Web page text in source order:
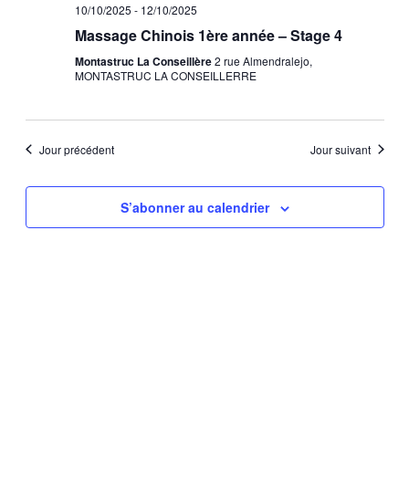
de
10/10/2025 - 12/10/2025
Massage Chinois 1ère année – Stage 4
Montastruc La Conseillère2 rue Almendralejo,
MONTASTRUC LA CONSEILLERRE
Jour précédent Jour suivant
S’abonner au calendrier